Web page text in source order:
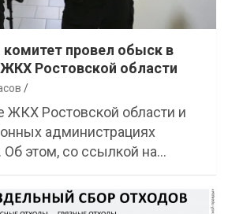
провел обыск в
Ростовской области
ЖКХ Ростовской области и
администрациях
этом, со ссылкой на…